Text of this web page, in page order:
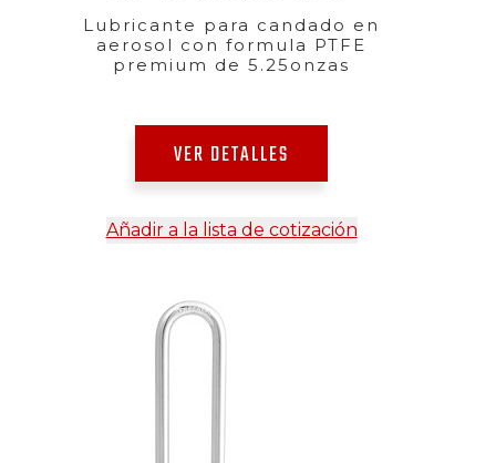
Lubricante para candado en
aerosol con formula PTFE
premium de 5.25onzas
VER DETALLES
Añadir a la lista de cotización